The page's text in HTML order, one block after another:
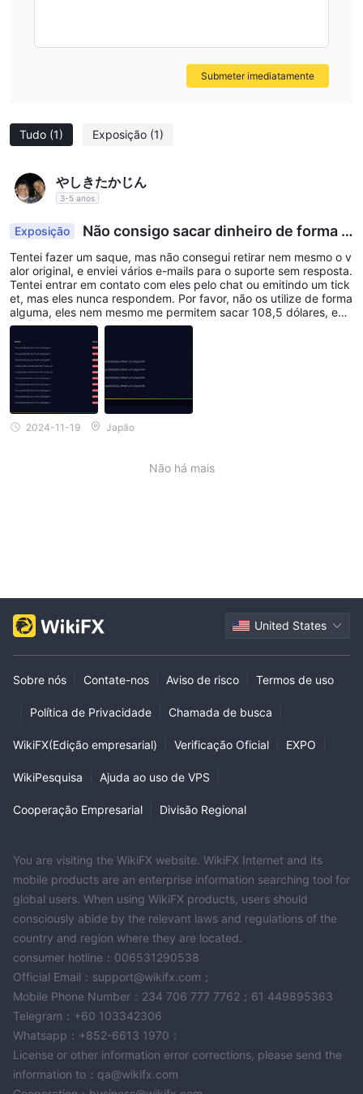
Tudo (1) Exposição (1)
やしきたかじん
3-5 anos
Exposição
Não consigo sacar dinheiro de forma al
guma.
Tentei fazer um saque, mas não consegui retirar nem mesmo o v
alor original, e enviei vários e-mails para o suporte sem resposta.
Tentei entrar em contato com eles pelo chat ou emitindo um tick
et, mas eles nunca respondem. Por favor, não os utilize de forma
alguma, eles nem mesmo me permitem sacar 108,5 dólares, ent
ão há uma grande possibilidade de que sejam uma corretora qu
e está tentando fraudar você e pegar todo o seu dinheiro.
2024-11-19 Japão
Não há mais
Submeter imediatamente
United States
Sobre nós Contate-nos Aviso de risco Termos de uso
Política de Privacidade Chamada de busca
WikiFX(Edição empresarial) Verificação Oficial EXPO
WikiPesquisa Ajuda ao uso de VPS
Cooperação Empresarial Divisão Regional
You are visiting the WikiFX website. WikiFX Internet and its
mobile products are an enterprise information searching tool for
global users. When using WikiFX products, users should
consciously abide by the relevant laws and regulations of the
country and region where they are located.
consumer hotline：006531290538
Official Email：support@wikifx.com；
Mobile Phone Number：234 706 777 7762；61 449895363
Telegram：+60 103342306
Whatsapp：+852-6613 1970；
License or other information error corrections, please send the
information to：qa@wikifx.com